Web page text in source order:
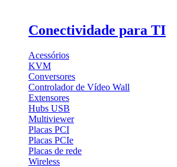
Conectividade para TI
Acessórios
KVM
Conversores
Controlador de Vídeo Wall
Extensores
Hubs USB
Multiviewer
Placas PCI
Placas PCIe
Placas de rede
Wireless